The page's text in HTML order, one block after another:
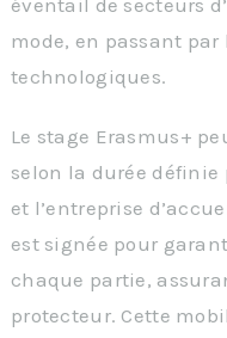
éventail de secteurs
mode, en passant
technologiques.
Le stage Erasmus+
selon la durée définie
et l’entreprise
est signée pour
chaque partie,
protecteur. Cette